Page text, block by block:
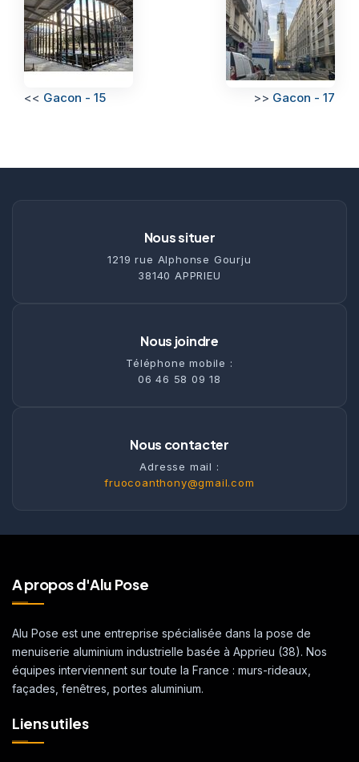
<< Gacon - 15 >> Gacon - 17
Nous situer
1219 rue Alphonse Gourju
38140 APPRIEU
Nous joindre
Téléphone mobile :
06 46 58 09 18
Nous contacter
Adresse mail :
fruocoanthony@gmail.com
A propos d'Alu Pose
Alu Pose est une entreprise spécialisée dans la pose de
menuiserie aluminium industrielle basée à Apprieu (38). Nos
équipes interviennent sur toute la France : murs-rideaux,
façades, fenêtres, portes aluminium.
Liens utiles